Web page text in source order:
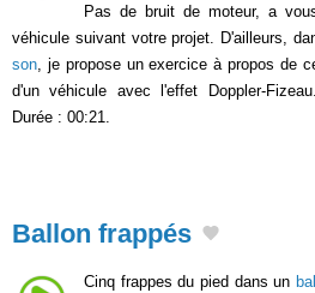
Pas de bruit de moteur, a
véhicule suivant votre projet. D'ailleurs,
son , je propose un exercice à propos de
d'un véhicule avec l'effet Doppler-
Durée : 00:21.
Ballon frappés
Cinq frappes du pied dans un